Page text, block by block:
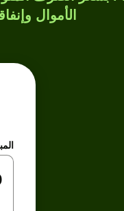
الأموال